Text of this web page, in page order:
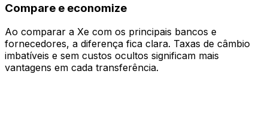
Compare e economize
Ao comparar a Xe com os principais bancos e
fornecedores, a diferença fica clara. Taxas de câmbio
imbatíveis e sem custos ocultos significam mais
vantagens em cada transferência.